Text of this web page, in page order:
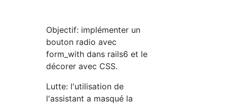
Objectif: implémenter un
bouton radio avec
form_with dans rails6 et le
décorer avec CSS.
Lutte: l'utilisation de
l'assistant a masqué la